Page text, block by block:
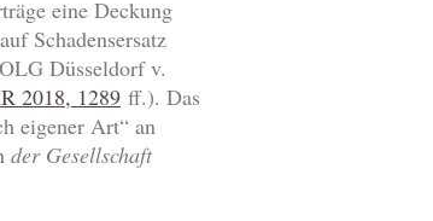
eine Deckung
Schadensersatz
Düsseldorf v.
2018, 1289 ff.). Das
eigener Art“ an
der Gesellschaft